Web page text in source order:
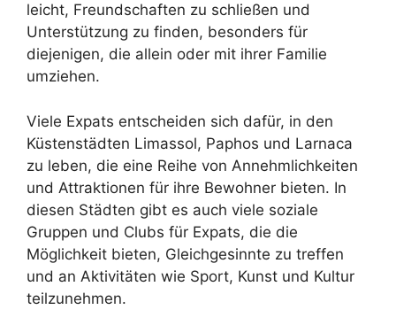
leicht, Freundschaften zu schließen und
Unterstützung zu finden, besonders für
diejenigen, die allein oder mit ihrer Familie
umziehen.
Viele Expats entscheiden sich dafür, in den
Küstenstädten Limassol, Paphos und Larnaca
zu leben, die eine Reihe von Annehmlichkeiten
und Attraktionen für ihre Bewohner bieten. In
diesen Städten gibt es auch viele soziale
Gruppen und Clubs für Expats, die die
Möglichkeit bieten, Gleichgesinnte zu treffen
und an Aktivitäten wie Sport, Kunst und Kultur
teilzunehmen.